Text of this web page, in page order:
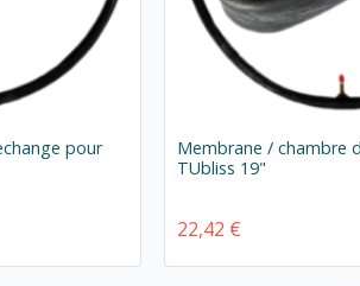
pour
Membrane / chambre
TUbliss 19"
22,42 €